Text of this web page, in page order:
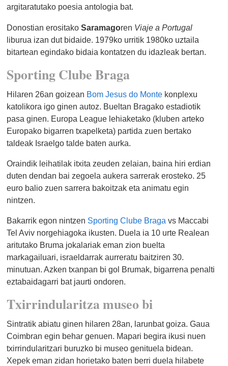
argitaratutako poesia antologia bat.
Donostian erositakoSaramagoren Viaje a Portugal
liburua izan dut bidaide. 1979ko urritik 1980ko uztaila
bitartean egindako bidaia kontatzen du idazleak bertan.
Sporting Clube Braga
Hilaren 26an goizean Bom Jesus do Monte konplexu
katolikora igo ginen autoz. Bueltan Bragako estadiotik
pasa ginen. Europa League lehiaketako (kluben arteko
Europako bigarren txapelketa) partida zuen bertako
taldeak Israelgo talde baten aurka.
Oraindik leihatilak itxita zeuden zelaian, baina hiri erdian
duten dendan bai zegoela aukera sarrerak erosteko. 25
euro balio zuen sarrera bakoitzak eta animatu egin
nintzen.
Bakarrik egon nintzen Sporting Clube Braga vs Maccabi
Tel Aviv norgehiagoka ikusten. Duela ia 10 urte Realean
aritutako Bruma jokalariak eman zion buelta
markagailuari, israeldarrak aurreratu baitziren 30.
minutuan. Azken txanpan bi gol Brumak, bigarrena penalti
eztabaidagarri bat jaurti ondoren.
Txirrindularitza museo bi
Sintratik abiatu ginen hilaren 28an, larunbat goiza. Gaua
Coimbran egin behar genuen. Mapari begira ikusi nuen
txirrindularitzari buruzko bi museo genituela bidean.
Xepek eman zidan horietako baten berri duela hilabete